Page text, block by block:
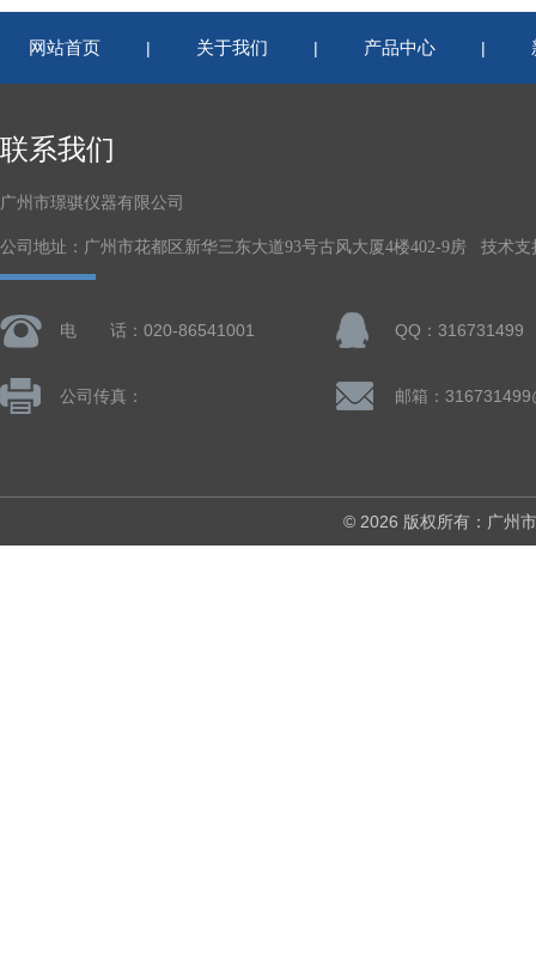
网站首页 | 关于我们 | 产品中心 |
联系我们
广州市璟骐仪器有限公司
公司地址：广州市花都区新华三东大道93号古风大厦4楼402-9房 技术支
电 话：020-86541001 QQ：316731499
公司传真： 邮箱：
© 2026 版权所有：广州